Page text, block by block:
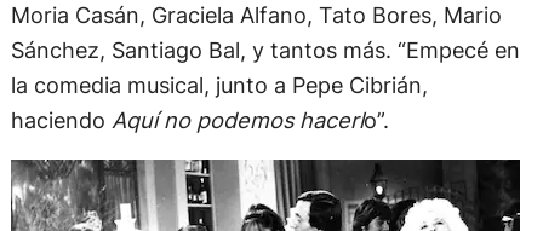
Moria Casán, Graciela Alfano, Tato Bores, Mario
Sánchez, Santiago Bal, y tantos más. “Empecé en
la comedia musical, junto a Pepe Cibrián,
haciendo Aquí no podemos hacerlo”.